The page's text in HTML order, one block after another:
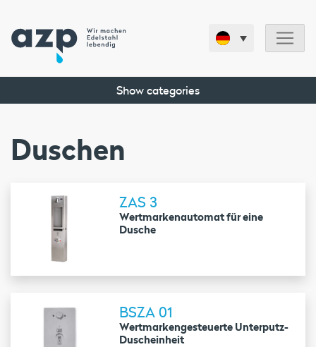
Show categories
Duschen
ZAS 3
Wertmarkenautomat für eine
Dusche
BSZA 01
Wertmarkengesteuerte Unterputz-
Duscheinheit